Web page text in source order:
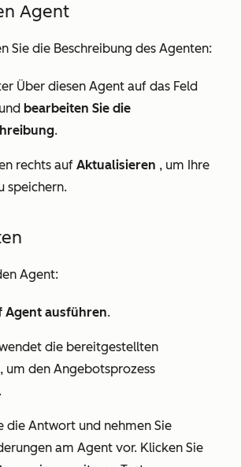
Agent
Sie die Beschreibung des Agenten:
Über diesen Agent auf das Feld
bearbeiten Sie die
.
rechts auf Aktualisieren , um Ihre
speichern.
Agent:
Agent ausführen.
die bereitgestellten
um den Angebotsprozess
die Antwort und nehmen Sie
am Agent vor. Klicken Sie